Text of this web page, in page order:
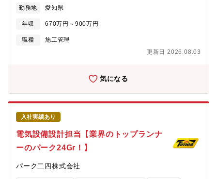
同社の魅力・会社の安定性…伊藤忠商事と名古屋鉄道の子会社と
維持。・定着率…株式会社福利厚生倶楽部中部（名古屋鉄道の合
しています。
術力を学ぶことができ、またジョブローテーションも可能である
ため技術者としてのゼネラリストを目指すことが可能です。食品
工場のみならず、その他物流施設などにも携わることができ、自
身のスキルを幅広く伸ばしていける点が魅力です。■ポジションの
に長期休暇を取っていただく方針です。◎出張…三重・岐阜など
ど）が発生します。◎現場手当（5千円～5万円）・遠方手当（2.5
～5.5万円）・帰省手当（6万円）・別居手当（3万円）なども充実
しており、給与UPも見込めます。◎施工管理の人数…平均5名体
制（監理技術者1名・主任技術者4名）◎有給平均取得日数…7日■
就業環境・業務のDX化や、従来であれば現場の社員が行っていた
業務を外注に委託したり、拠点によっては各種書類作成を事務員
が代行するなど、業務負荷の軽減するための様々な取り組みを行
っています。・名古屋鉄道・伊藤忠商事の出資会社ということも
あり、コンプライアンスに対する意識は非常に高い経営を行って
できています。■事業の強み・もとはサブコン業から始まった事業
のため、サブコンに仕事を任せることなく一括で受注できる点が
勤務地 愛知県
年収 670万円～900万円
職種
施工管理
更新日 2026.08.03
気になる
入社実績あり
電気設備設計担当【業界のトップランナ
ーのパーク24Gr！】
パーク二四株式会社